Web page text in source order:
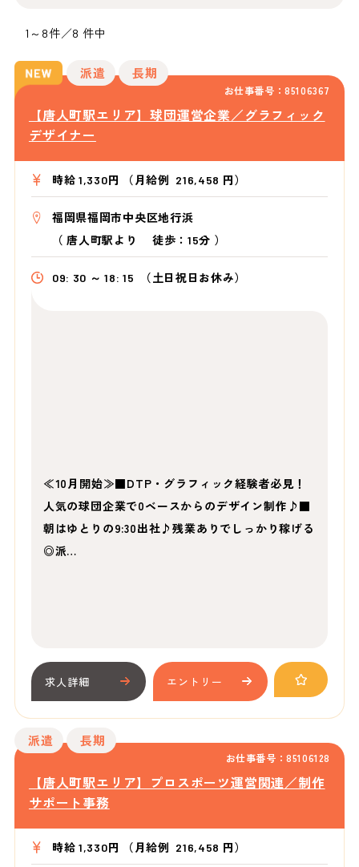
1～8件／8 件中
お仕事番号：85106367
派遣 長期
【唐人町駅エリア】球団運営企業／グラフィック
デザイナー
時給 1,330円 （月給例 216,458 円）
福岡県福岡市中央区地行浜
（唐人町駅より 徒歩：15分 ）
09: 30 ～ 18: 15 （土日祝日お休み）
≪10月開始≫■DTP・グラフィック経験者必見！
人気の球団企業で0ベースからのデザイン制作♪■
朝はゆとりの9:30出社♪残業ありでしっかり稼げる
◎派…
求人詳細 エントリー
お仕事番号：85106128
派遣 長期
【唐人町駅エリア】プロスポーツ運営関連／制作
サポート事務
時給 1,330円 （月給例 216,458 円）